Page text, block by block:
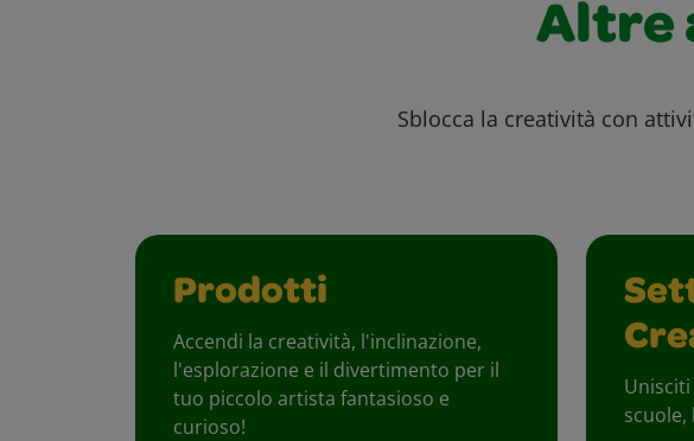
Altre
Sblocca la creatività con
Prodotti
Accendi la creatività, l'inclinazione,
l'esplorazione e il divertimento per il
tuo piccolo artista fantasioso e
curioso!
scuole,